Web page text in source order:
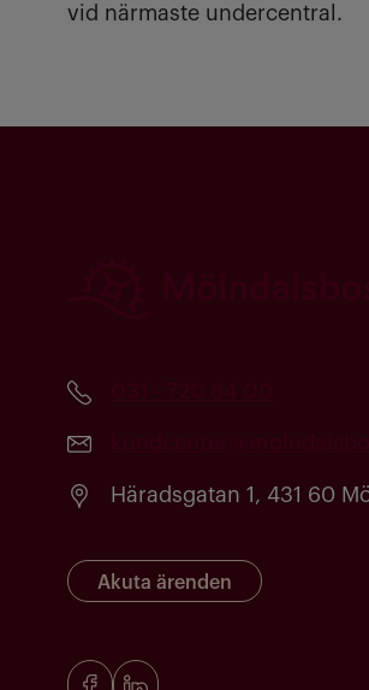
vid närmaste undercentral.
Häradsgatan 1, 431 60
Akuta ärenden